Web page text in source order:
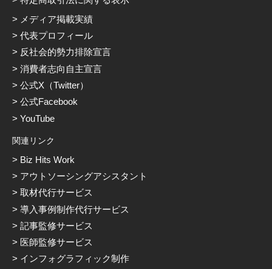
メディア掲載実績
代表プロフィール
反社会的勢力排除宣言
消費者志向自主宣言
公式X（Twitter）
公式Facebook
YouTube
関連リンク
Biz Hits Work
アウトソーシングアシスタント
取材代行サービス
導入事例制作代行サービス
記事監修サービス
医師監修サービス
インフォグラフィック制作